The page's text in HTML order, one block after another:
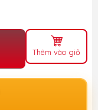
Thêm vào giỏ